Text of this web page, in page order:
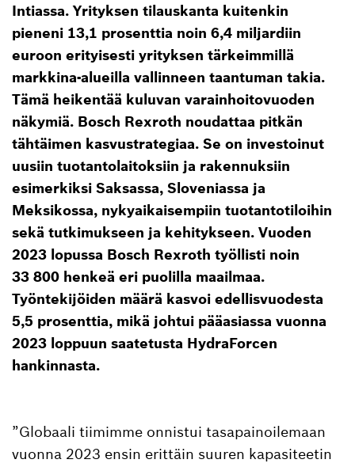
Intiassa. Yrityksen tilauskanta kuitenkin
pieneni 13,1 prosenttia noin 6,4 miljardiin
euroon erityisesti yrityksen tärkeimmillä
markkina-alueilla vallinneen taantuman takia.
Tämä heikentää kuluvan varainhoitovuoden
näkymiä. Bosch Rexroth noudattaa pitkän
tähtäimen kasvustrategiaa. Se on investoinut
uusiin tuotantolaitoksiin ja rakennuksiin
esimerkiksi Saksassa, Sloveniassa ja
Meksikossa, nykyaikaisempiin tuotantotiloihin
sekä tutkimukseen ja kehitykseen. Vuoden
2023 lopussa Bosch Rexroth työllisti noin
33 800 henkeä eri puolilla maailmaa.
Työntekijöiden määrä kasvoi edellisvuodesta
5,5 prosenttia, mikä johtui pääasiassa vuonna
2023 loppuun saatetusta HydraForcen
hankinnasta.
”Globaali tiimimme onnistui tasapainoilemaan
vuonna 2023 ensin erittäin suuren kapasiteetin